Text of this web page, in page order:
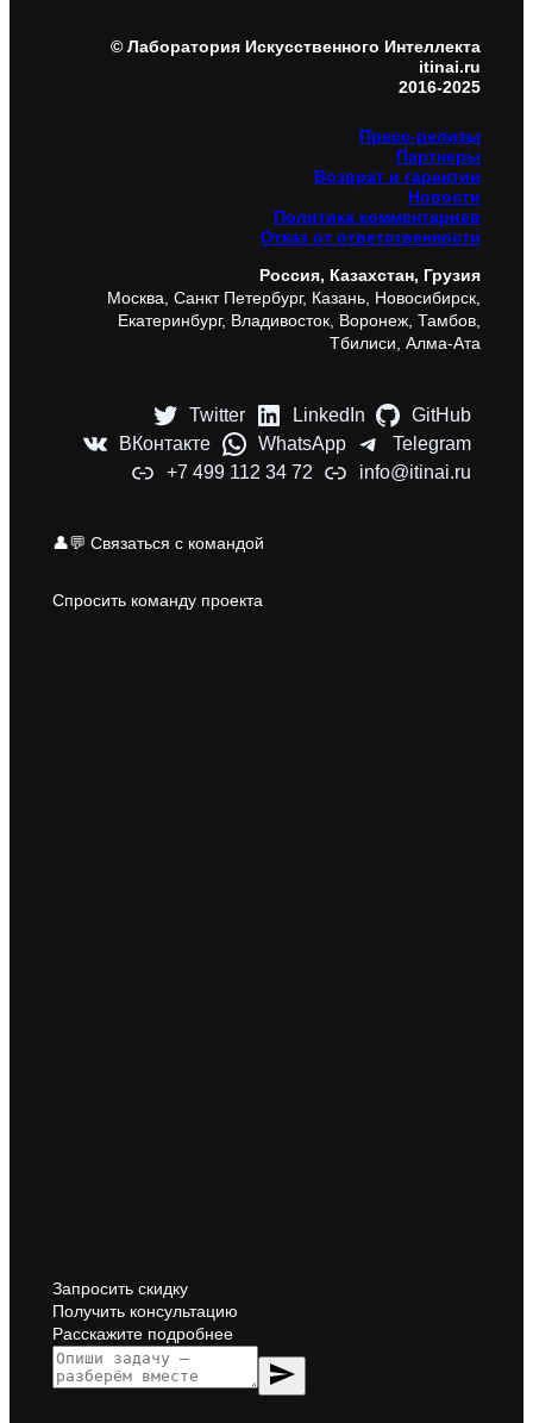
© Лаборатория Искусственного Интеллекта
itinai.ru
2016-2025
Пресс-релизы
Партнеры
Возврат и гарантии
Новости
Политика комментариев
Отказ от ответственности
Россия, Казахстан, Грузия
Москва, Санкт Петербург, Казань, Новосибирск,
Екатеринбург, Владивосток, Воронеж, Тамбов,
Тбилиси, Алма-Ата
Twitter LinkedIn
GitHub
ВКонтакте
WhatsApp
Telegram
+7 499 112 34 72
info@itinai.ru
👤💬 Связаться с командой
Спросить команду проекта
Запросить скидку
Получить консультацию
Расскажите подробнее
send